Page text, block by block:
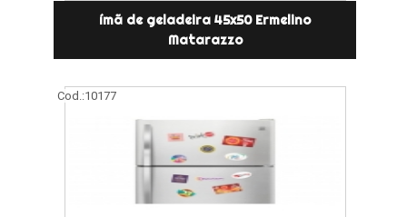
ímã de geladeira 45x50 Ermelino
Matarazzo
Cod.:10177